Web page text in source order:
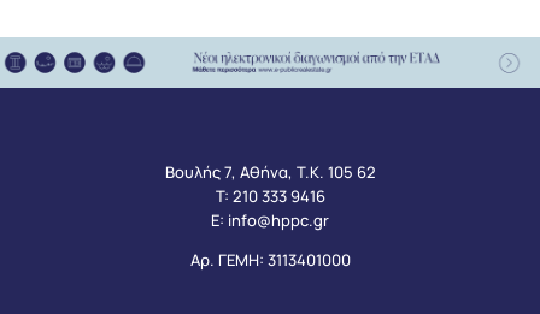
Βουλής 7, Αθήνα, Τ.Κ. 105 62
Τ: 210 333 9416
Ε: info@hppc.gr
Αρ. ΓΕΜΗ: 3113401000